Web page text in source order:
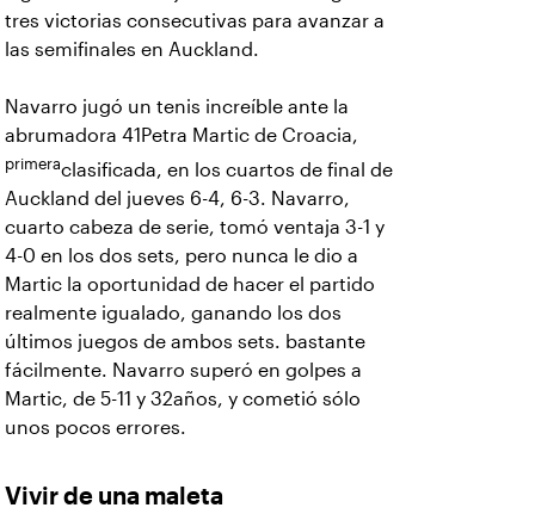
tres victorias consecutivas para avanzar a
las semifinales en Auckland.
Navarro jugó un tenis increíble ante la
abrumadora 41Petra Martic de Croacia,
primeraclasificada, en los cuartos de final de
Auckland del jueves 6-4, 6-3. Navarro,
cuarto cabeza de serie, tomó ventaja 3-1 y
4-0 en los dos sets, pero nunca le dio a
Martic la oportunidad de hacer el partido
realmente igualado, ganando los dos
últimos juegos de ambos sets. bastante
fácilmente. Navarro superó en golpes a
Martic, de 5-11 y 32años, y cometió sólo
unos pocos errores.
Vivir de una maleta